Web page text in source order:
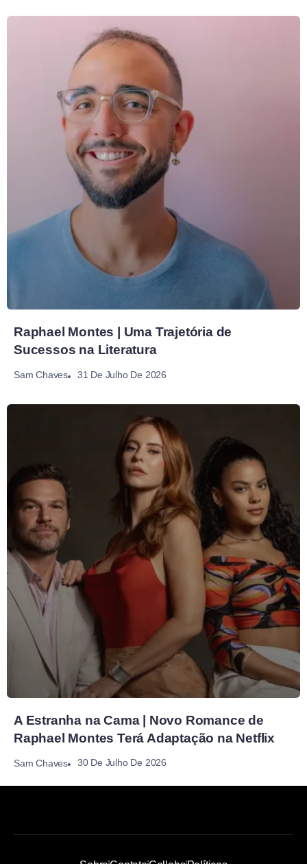
Raphael Montes | Uma Trajetória de
Sucessos na Literatura
Sam Chaves 31 De Julho De 2026
A Estranha na Cama | Novo Romance de
Raphael Montes Terá Adaptação na Netflix
Sam Chaves 30 De Julho De 2026